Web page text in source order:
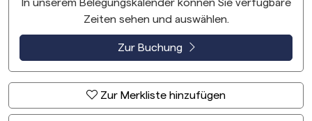
In unserem Belegungskalender können Sie verfügbare
Zeiten sehen und auswählen.
Zur Buchung
Zur Merkliste hinzufügen